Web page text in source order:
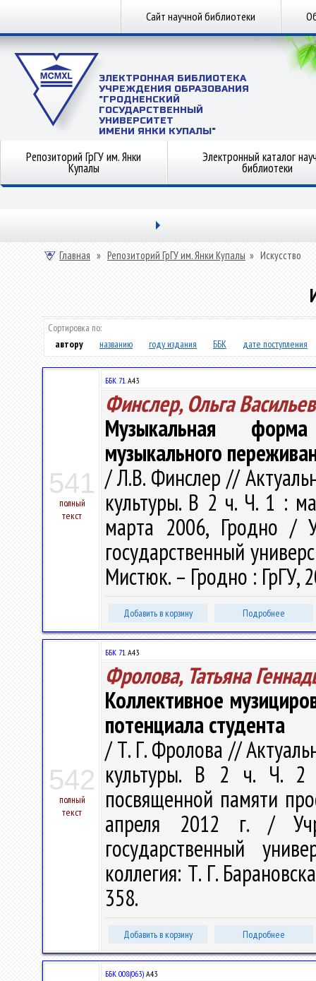
Сайт научной библиотеки
ЭЛЕКТРОННАЯ БИБЛИОТЕКА
УЧРЕЖДЕНИЯ ОБРАЗОВАНИЯ
"ГРОДНЕНСКИЙ
ГОСУДАРСТВЕННЫЙ
УНИВЕРСИТЕТ
ИМЕНИ ЯНКИ КУПАЛЫ"
Репозиторий ГрГУ им. Янки
Купалы
Электронный каталог
библиотеки
Главная » Репозиторий ГрГУ им. Янки Купалы » Искусство
Сортировка по:
автору
названию году издания ББК дате поступления
541
полный
текст
ББК 71.А43
Финслер, Ольга
Музыкальная
музыкального
/ Л.В. Финслер //
культуры. В 2 ч. Ч. 1 :
марта 2006, Гродно /
государственный
Мистюк. – Гродно : ГрГУ,
Добавить в корзину Подробнее
542
полный
текст
ББК 71.А43
Фролова, Татьяна
Коллективное
потенциала студента
/ Т. Г. Фролова //
культуры. В 2 ч. Ч. 2
посвященной памяти
апреля 2012 г. /
государственный
коллегия: Т. Г.
358.
Добавить в корзину Подробнее
ББК 008(063) А43